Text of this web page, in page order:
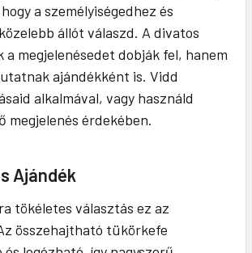
a személyiségedhez és
állót válaszd. A divatos
a megjelenésedet dobják fel, hanem
ajándékként is. Vidd
alkalmával, vagy használd
megjelenés érdekében.
Ajándék
tökéletes választás ez az
összehajtható tükörkefe